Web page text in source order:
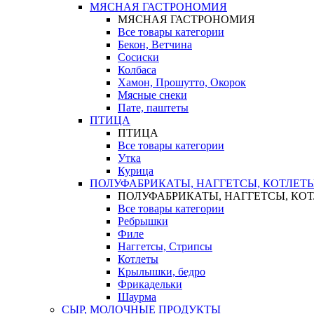
МЯСНАЯ ГАСТРОНОМИЯ
МЯСНАЯ ГАСТРОНОМИЯ
Все товары категории
Бекон, Ветчина
Сосиски
Колбаса
Хамон, Прошутто, Окорок
Мясные снеки
Пате, паштеты
ПТИЦА
ПТИЦА
Все товары категории
Утка
Курица
ПОЛУФАБРИКАТЫ, НАГГЕТСЫ,
ПОЛУФАБРИКАТЫ, НАГГЕТСЫ,
Все товары категории
Ребрышки
Филе
Наггетсы, Стрипсы
Котлеты
Крылышки, бедро
Фрикадельки
Шаурма
СЫР, МОЛОЧНЫЕ ПРОДУКТЫ